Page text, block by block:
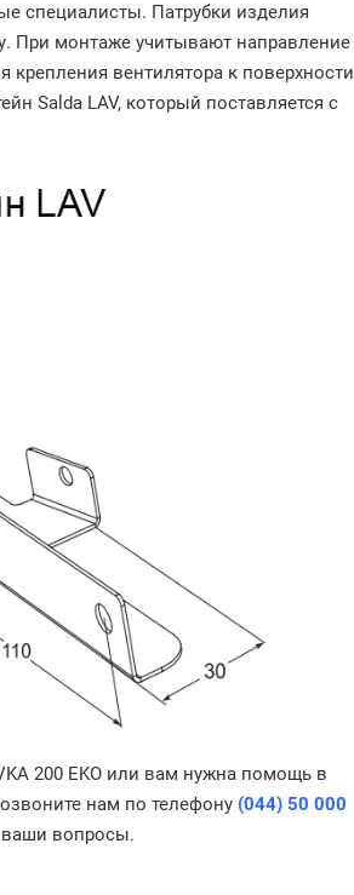
специалисты. Патрубки изделия
При монтаже учитывают направление
крепления вентилятора к поверхности
Salda LAV, который поставляется с
200 EKO или вам нужна помощь в
нам по телефону (044) 50 000
ваши вопросы.